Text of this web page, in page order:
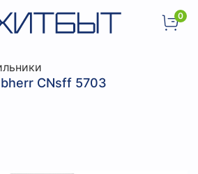
0
CNsff 5703